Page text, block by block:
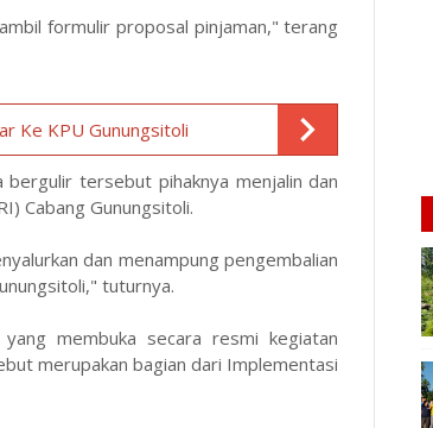
formulir proposal pinjaman," terang
Ke KPU Gunungsitoli
tersebut pihaknya menjalin dan
Cabang Gunungsitoli.
dan menampung pengembalian
tuturnya.
membuka secara resmi kegiatan
merupakan bagian dari Implementasi